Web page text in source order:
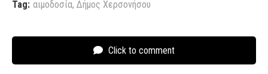
Tag: αιμοδοσία, Δήμος Χερσονήσου
Click to comment